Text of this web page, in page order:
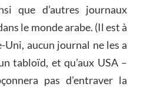
que d’autres journaux
le monde arabe. (Il est à
Uni, aucun journal ne les a
tabloïd, et qu’aux USA –
pas d’entraver la